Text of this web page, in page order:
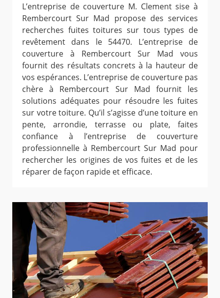
L’entreprise de couverture M. Clement sise à
Rembercourt Sur Mad propose des services
recherches fuites toitures sur tous types de
revêtement dans le 54470. L’entreprise de
couverture à Rembercourt Sur Mad vous
fournit des résultats concrets à la hauteur de
vos espérances. L’entreprise de couverture pas
chère à Rembercourt Sur Mad fournit les
solutions adéquates pour résoudre les fuites
sur votre toiture. Qu’il s’agisse d’une toiture en
pente, arrondie, terrasse ou plate, faites
confiance à l’entreprise de couverture
professionnelle à Rembercourt Sur Mad pour
rechercher les origines de vos fuites et de les
réparer de façon rapide et efficace.